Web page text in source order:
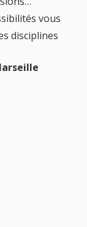
vous
disciplines